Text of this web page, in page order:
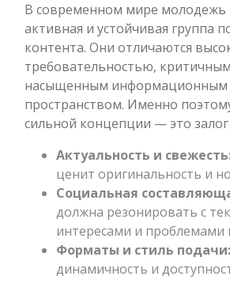
В современном мире молодежь
активная и устойчивая группа
контента. Они отличаются
требовательностью,
насыщенным информационным
пространством. Именно
сильной концепции — это залог
Актуальность и
ценит оригинальность и
Социальная
должна резонировать с
интересами и проблемами
Форматы и стиль подачи:
динамичность и